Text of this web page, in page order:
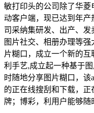
敏打印头的公司除了华菱
动客户端，现已达到年产
司采纳集研发、出产、
图片社交、相册办理等
片糊口，成立一个新的
利手艺,成立起一种基于
时随地分享图片糊口，该
的正在线搜刮和下载，
牌；博彩，利用户能够随